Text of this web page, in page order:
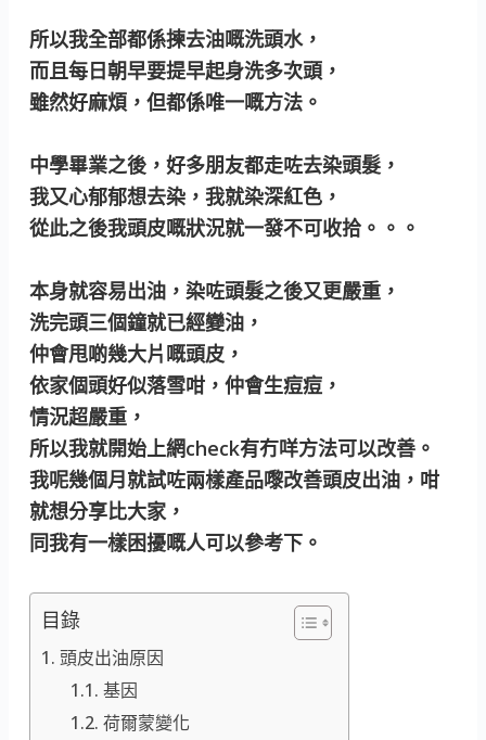
所以我全部都係揀去油嘅洗頭水，
而且每日朝早要提早起身洗多次頭，
雖然好麻煩，但都係唯一嘅方法。
中學畢業之後，好多朋友都走咗去染頭髮，
我又心郁郁想去染，我就染深紅色，
從此之後我頭皮嘅狀況就一發不可收拾。。。
本身就容易出油，染咗頭髮之後又更嚴重，
洗完頭三個鐘就已經變油，
仲會甩啲幾大片嘅頭皮，
依家個頭好似落雪咁，仲會生痘痘，
情況超嚴重，
所以我就開始上網check有冇咩方法可以改善。
我呢幾個月就試咗兩樣產品嚟改善頭皮出油，咁
就想分享比大家，
同我有一樣困擾嘅人可以參考下。
目錄
頭皮出油原因
基因
荷爾蒙變化